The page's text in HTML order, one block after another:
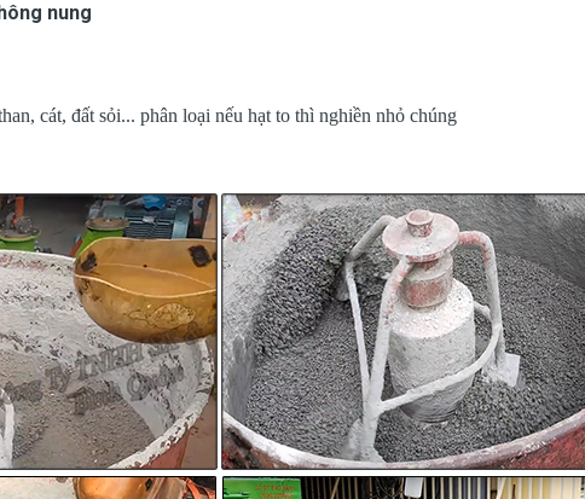
nung
cát, đất sỏi... phân loại nếu hạt to thì nghiền nhỏ chúng